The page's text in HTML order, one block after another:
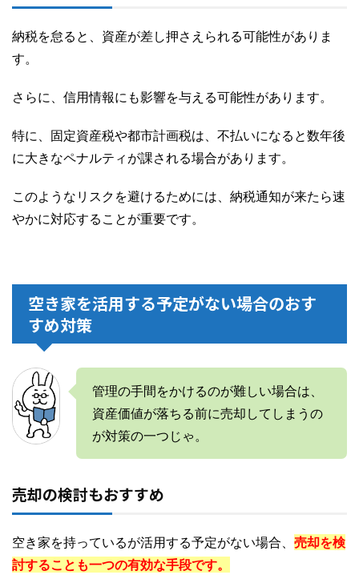
納税を怠ると、資産が差し押さえられる可能性がありま
す。
さらに、信用情報にも影響を与える可能性があります。
特に、固定資産税や都市計画税は、不払いになると数年後
に大きなペナルティが課される場合があります。
このようなリスクを避けるためには、納税通知が来たら速
やかに対応することが重要です。
空き家を活用する予定がない場合のおす
すめ対策
管理の手間をかけるのが難しい場合は、
資産価値が落ちる前に売却してしまうの
が対策の一つじゃ。
売却の検討もおすすめ
空き家を持っているが活用する予定がない場合、 売却を検
討することも一つの有効な手段です。